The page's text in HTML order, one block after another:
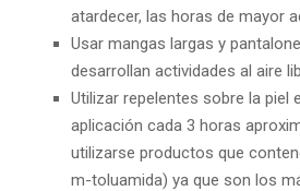
atardecer, las horas de mayor
Usar mangas largas y
desarrollan actividades al aire
Utilizar repelentes sobre la piel
aplicación cada 3 horas
utilizarse productos que
m-toluamida) ya que son los